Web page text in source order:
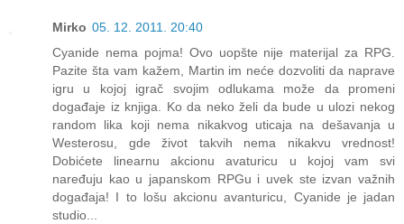
Mirko 05. 12. 2011. 20:40
Cyanide nema pojma! Ovo uopšte nije materijal za RPG.
Pazite šta vam kažem, Martin im neće dozvoliti da naprave
igru u kojoj igrač svojim odlukama može da promeni
događaje iz knjiga. Ko da neko želi da bude u ulozi nekog
random lika koji nema nikakvog uticaja na dešavanja u
Westerosu, gde život takvih nema nikakvu vrednost!
Dobićete linearnu akcionu avaturicu u kojoj vam svi
naređuju kao u japanskom RPGu i uvek ste izvan važnih
događaja! I to lošu akcionu avanturicu, Cyanide je jadan
studio...